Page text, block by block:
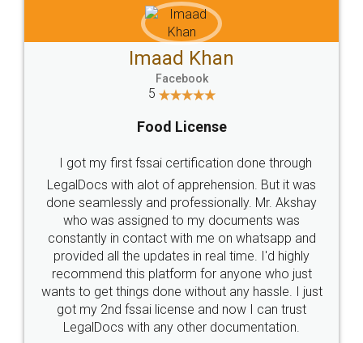
Mohit Koul
Facebook
online service which helps you step by step in
most of the day to day legal document
preparation and registration. They helped me in
preparing my Rental Agreement as a Tenant at
the comfort of my home and even did a second
visit to my Landlord who lives in different city, thus
eliminating the inconvenience of visiting me just
for the signature and verification. They have
smooth payment procedure (I paid whole
charges online) which again makes the whole